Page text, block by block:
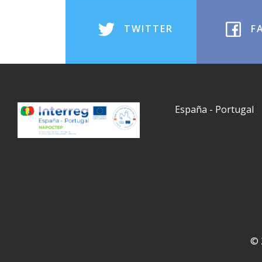
TWITTER
España - Portugal
©